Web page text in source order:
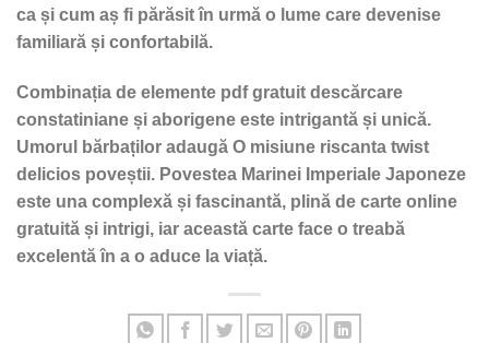
ca și cum aș fi părăsit în urmă o lume care devenise
familiară și confortabilă.
Combinația de elemente pdf gratuit descărcare
constatiniane și aborigene este intrigantă și unică.
Umorul bărbaților adaugă O misiune riscanta twist
delicios poveștii. Povestea Marinei Imperiale Japoneze
este una complexă și fascinantă, plină de carte online
gratuită și intrigi, iar această carte face o treabă
excelentă în a o aduce la viață.